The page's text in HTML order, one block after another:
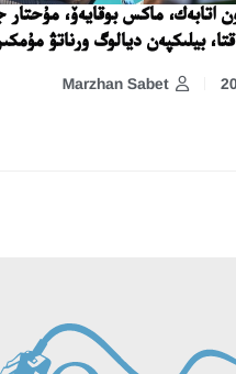
اتابەك، ماكس بوقايەۆ، مۇحتار
بيلىكپەن ديالوگ ورناتۋ
Marzhan Sabet